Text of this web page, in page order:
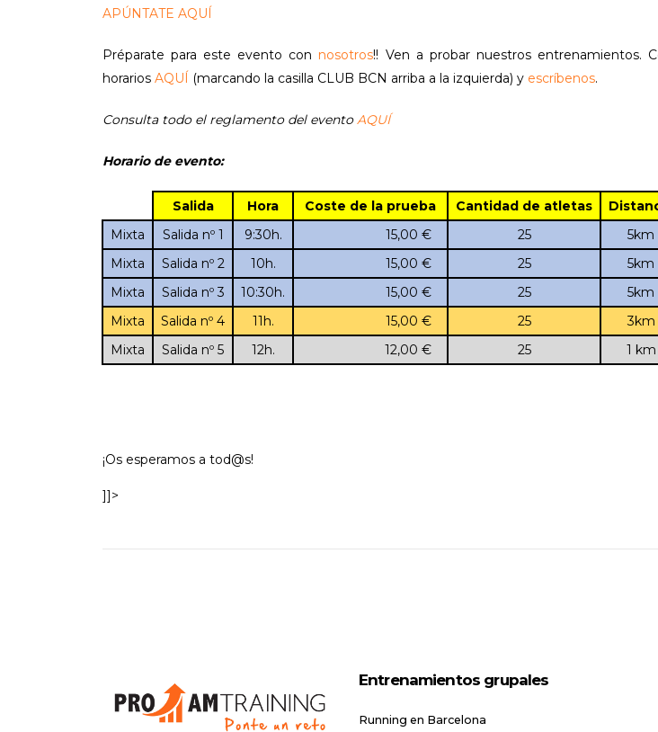
APÚNTATE AQUÍ
Préparate para este evento con nosotros!! Ven a probar nuestros entrenamientos.
horarios AQUÍ (marcando la casilla CLUB BCN arriba a la izquierda) y escríbenos.
Consulta todo el reglamento del eventoAQUÍ
Horario de evento:
Salida Hora Coste de la prueba Cantidad de atletas
Mixta
Salida nº 1 9:30h. 15,00 € 25
5km
Mixta
Salida nº 2 10h. 15,00 € 25
5km
Mixta
Salida nº 3 10:30h. 15,00 € 25
5km
Mixta
Salida nº 4 11h. 15,00 € 25
3km
Mixta
Salida nº 5 12h. 12,00 € 25 1 km
¡Os esperamos a tod@s!
]]>
Entrenamientos grupales
Running en Barcelona